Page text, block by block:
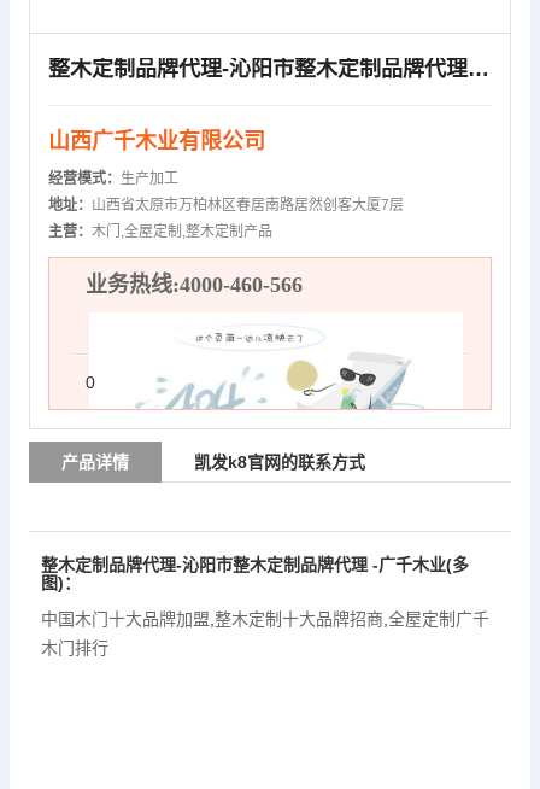
整木定制品牌代理-沁阳市整木定制品牌代理 -广千木业(多图)
山西广千木业有限公司
经营模式： 生产加工
地址： 山西省太原市万柏林区春居南路居然创客大厦7层
主营： 木门,全屋定制,整木定制产品
业务热线:4000-460-566
0
产品详情 凯发k8官网的联系方式
整木定制品牌代理-沁阳市整木定制品牌代理 -广千木业(多
图)：
中国木门十大品牌加盟 整木定制十大品牌招商 全屋定制广千
木门排行